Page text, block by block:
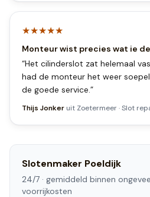
★★★★★
Monteur wist precies wat ie
“Het cilinderslot zat helemaal
had de monteur het weer
de goede service.”
Thijs Jonker uit Zoetermeer·Slot
Slotenmaker Poeldijk
24/7 · gemiddeld binnen
voorrijkosten